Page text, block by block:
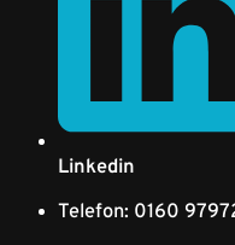
Linkedin
Telefon: 0160